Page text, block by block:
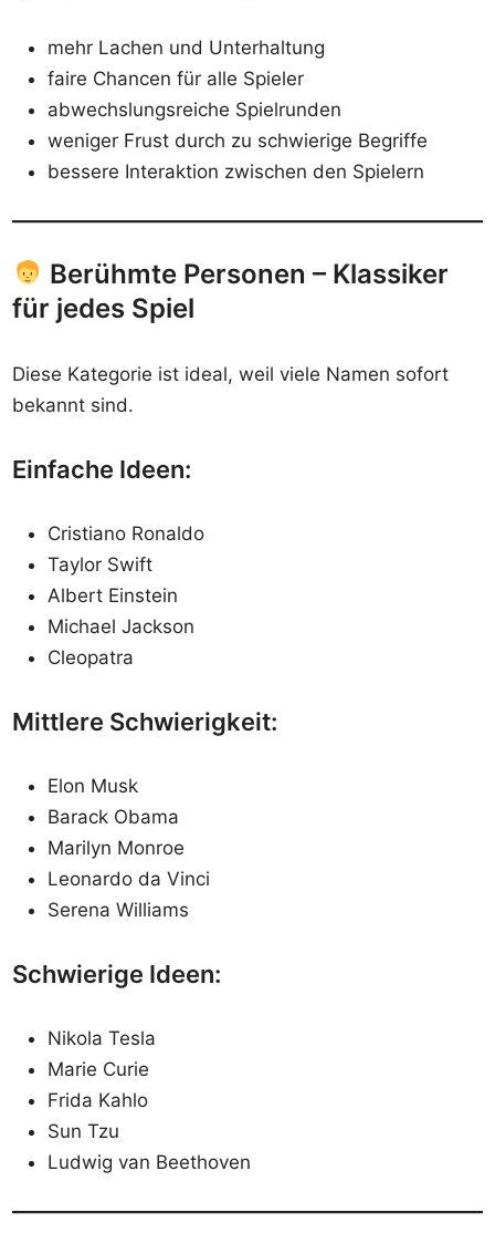
mehr Lachen und Unterhaltung
faire Chancen für alle Spieler
abwechslungsreiche Spielrunden
weniger Frust durch zu schwierige Begriffe
bessere Interaktion zwischen den Spielern
Berühmte Personen – Klassiker
für jedes Spiel
Diese Kategorie ist ideal, weil viele Namen sofort
bekannt sind.
Einfache Ideen:
Cristiano Ronaldo
Taylor Swift
Albert Einstein
Michael Jackson
Cleopatra
Mittlere Schwierigkeit:
Elon Musk
Barack Obama
Marilyn Monroe
Leonardo da Vinci
Serena Williams
Schwierige Ideen:
Nikola Tesla
Marie Curie
Frida Kahlo
Sun Tzu
Ludwig van Beethoven